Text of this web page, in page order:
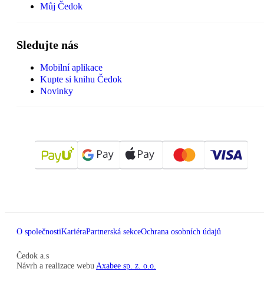
Můj Čedok
Sledujte nás
Mobilní aplikace
Kupte si knihu Čedok
Novinky
O společnostiKariéraPartnerská sekceOchrana osobních údajů
Čedok a.s
Návrh a realizace webu Axabee sp. z. o.o.